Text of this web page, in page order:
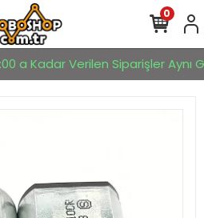
Verilen Siparişler Aynı Gün
0